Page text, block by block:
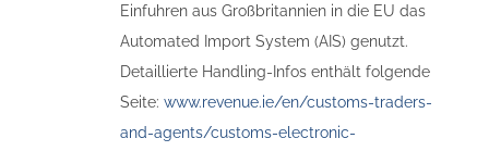
Einfuhren aus Großbritannien in die EU das
Automated Import System (AIS) genutzt.
Detaillierte Handling-Infos enthält folgende
Seite: www.revenue.ie/en/customs-traders-
and-agents/customs-electronic-